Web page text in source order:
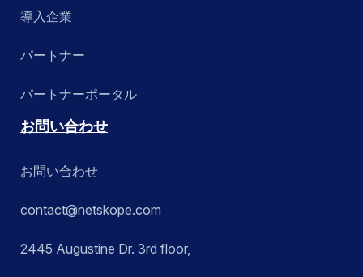
導入企業
パートナー
パートナーポータル
お問い合わせ
お問い合わせ
contact@netskope.com
2445 Augustine Dr. 3rd floor,